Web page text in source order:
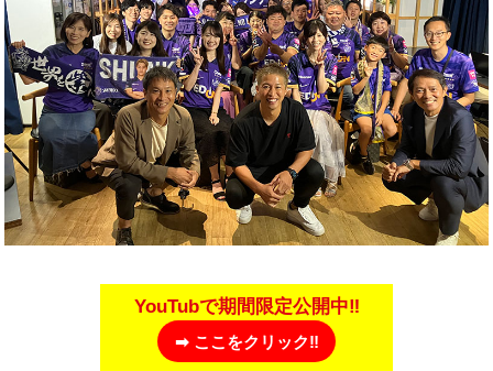
YouTubで期間限定公開中‼
➡ ここをクリック‼